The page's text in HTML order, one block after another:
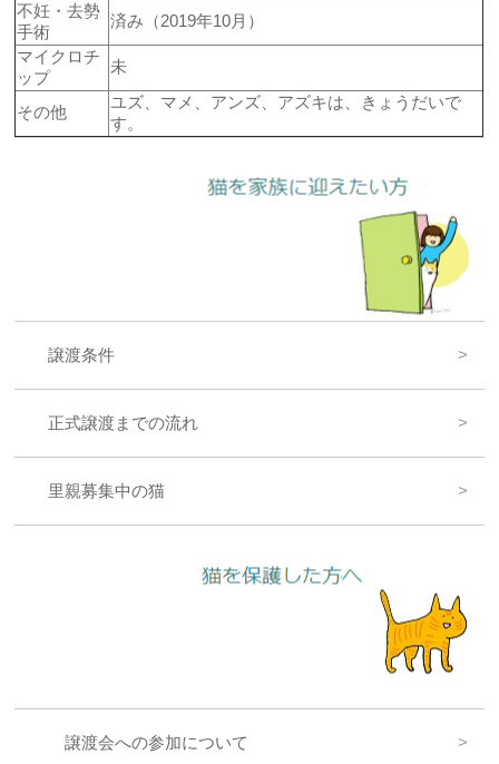
不妊・去勢
手術
済み（2019年10月）
マイクロチ
ップ
未
その他
ユズ、マメ、アンズ、アズキは、きょうだいで
す。
譲渡条件
正式譲渡までの流れ
里親募集中の猫
譲渡会への参加について